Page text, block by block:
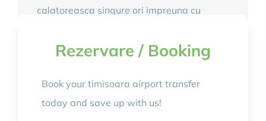
calatoreasca singure ori impreuna cu
sau de la Aeroport.
Rezervare / Booking
Book your timisoara airport transfer
today and save up with us!